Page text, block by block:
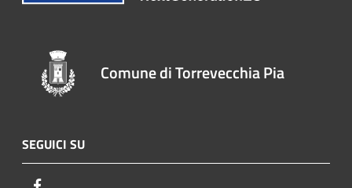
Comune di Torrevecchia Pia
SEGUICI SU